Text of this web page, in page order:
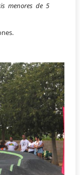
menores de 5